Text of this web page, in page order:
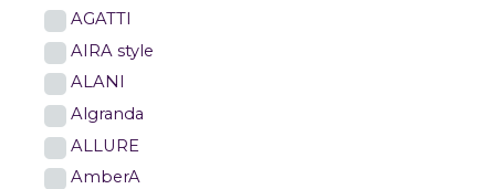
AGATTI
AIRA style
ALANI
Algranda
ALLURE
AmberA